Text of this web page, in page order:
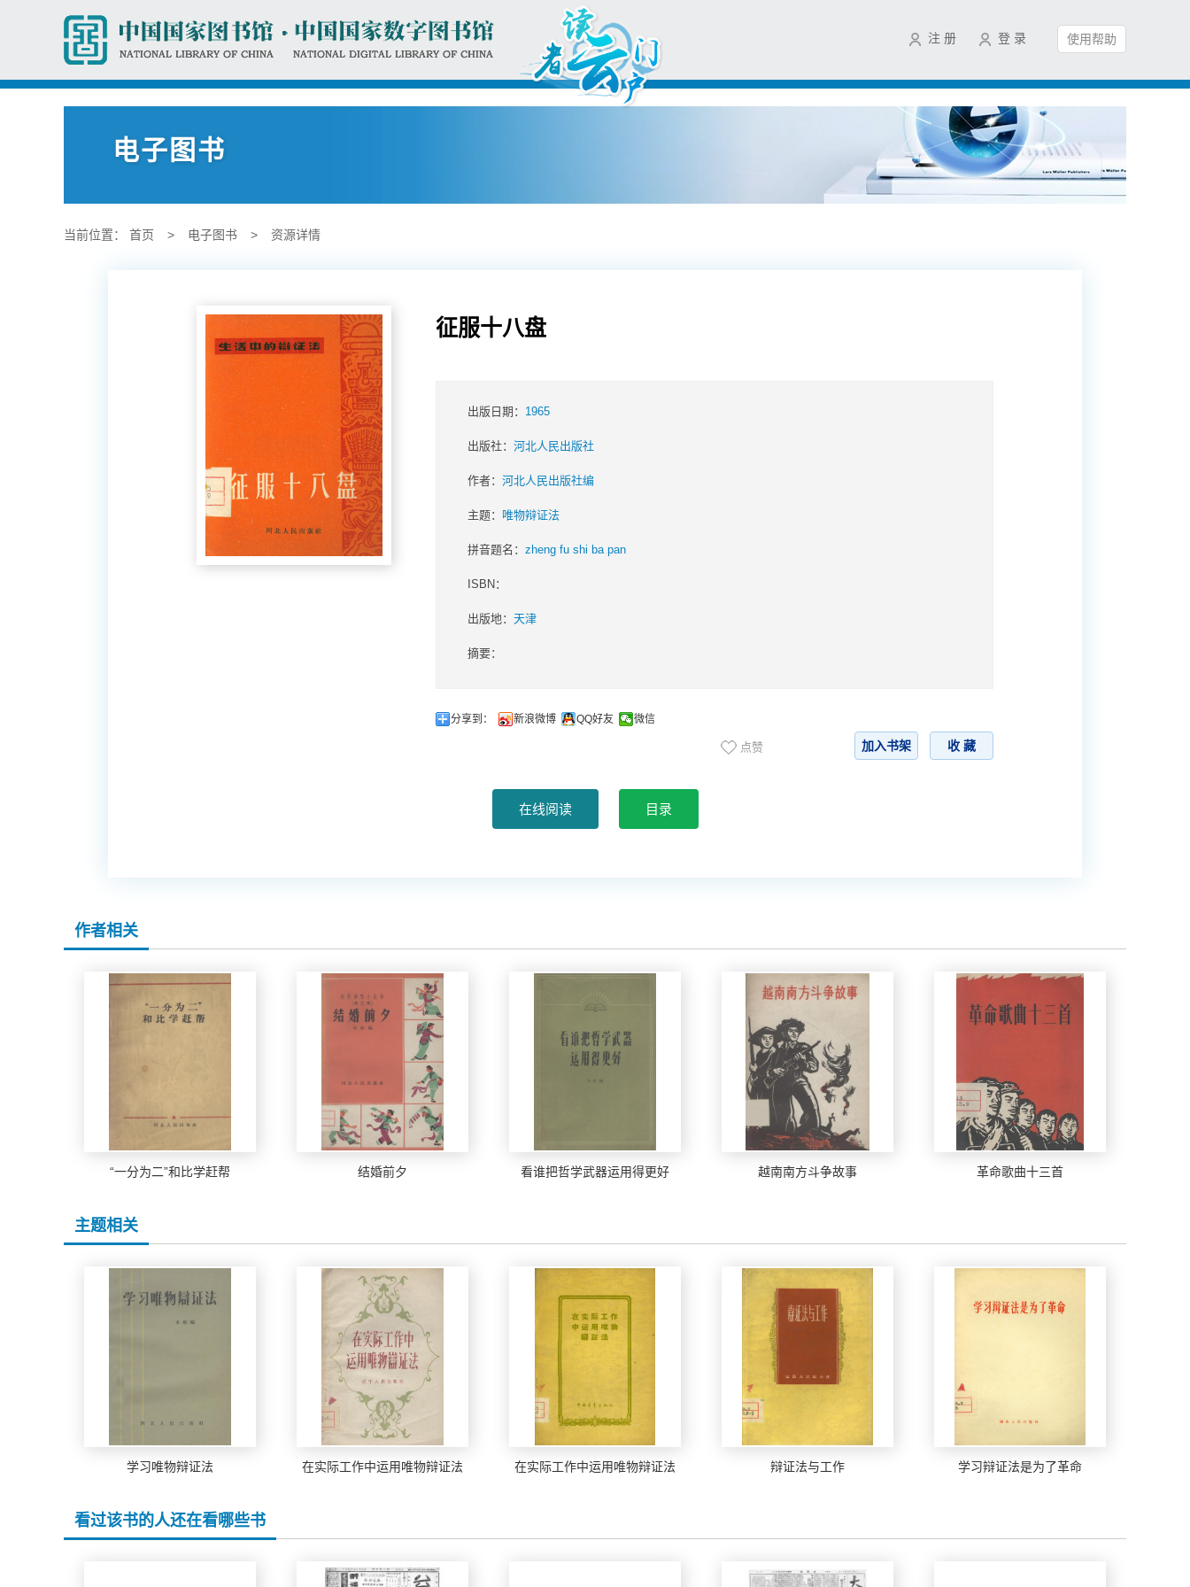
使用帮助
登 录
注 册
电子图书
当前位置： 首页 > 电子图书 > 资源详情
征服十八盘
出版日期： 1965
出版社： 河北人民出版社
作者： 河北人民出版社编
主题： 唯物辩证法
拼音题名： zheng fu shi ba pan
ISBN：
出版地： 天津
摘要：
分享到： 新浪微博 QQ好友 微信
加入书架 收 藏
点赞
作者相关
“一分为二”和比学赶帮 结婚前夕 看谁把哲学武器运用得更好 越南南方斗争故事 革命歌曲十三首
主题相关
学习唯物辩证法 在实际工作中运用唯物辩证法 在实际工作中运用唯物辩证法 辩证法与工作 学习辩证法是为了革命
看过该书的人还在看哪些书